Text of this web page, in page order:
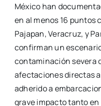
México han
en al menos 16 puntos
Pajapan, Veracruz, y
confirman un
contaminación severa
afectaciones directas
adherido a
grave impacto tanto